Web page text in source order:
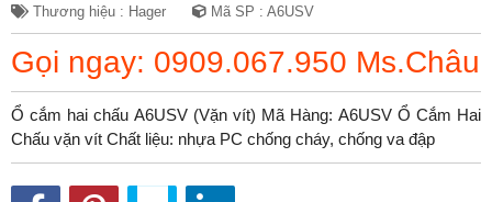
Thương hiệu : Hager Mã SP : A6USV
Gọi ngay: 0909.067.950 Ms.Châu
Ổ cắm hai chấu A6USV (Vặn vít) Mã Hàng: A6USV Ổ Cắm Hai
Chấu vặn vít Chất liệu: nhựa PC chống cháy, chống va đập